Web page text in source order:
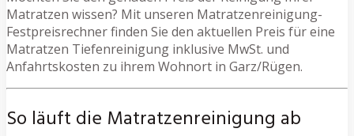
Matratzen wissen? Mit unseren Matratzenreinigung-
Festpreisrechner finden Sie den aktuellen Preis für eine
Matratzen Tiefenreinigung inklusive MwSt. und
Anfahrtskosten zu ihrem Wohnort in Garz/Rügen.
So läuft die Matratzenreinigung ab